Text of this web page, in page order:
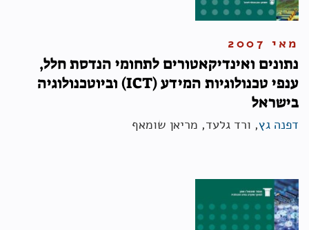
מאי 2007
נתונים ואינדיקאטורים לתחומי הנדסת חלל,
ענפי טכנולוגיות המידע (ICT) וביוטכנולוגיה
בישראל
דפנה גץ, ורד גלעד, מריאן שומאף